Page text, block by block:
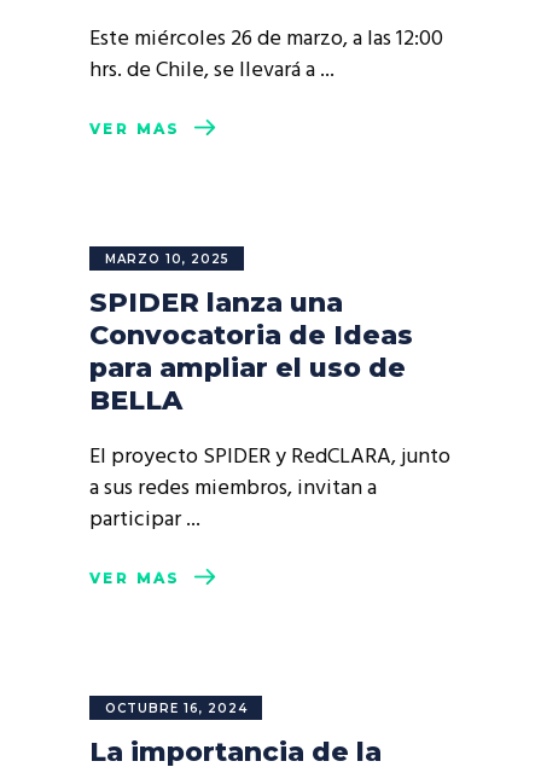
Este miércoles 26 de marzo, a las 12:00
hrs. de Chile, se llevará a
VER MÁS
MARZO 10, 2025
SPIDER lanza una
Convocatoria de Ideas
para ampliar el uso de
BELLA
El proyecto SPIDER y RedCLARA, junto
a sus redes miembros, invitan a
participar
VER MÁS
OCTUBRE 16, 2024
La importancia de la